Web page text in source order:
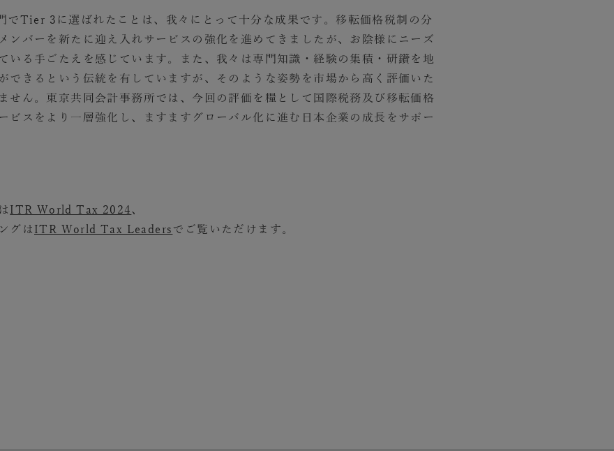
Tier 3に選ばれたことは、我々にとって十分な成果です。移転価格税制の分
ンバーを新たに迎え入れサービスの強化を進めてきましたが、お陰様にニーズ
いる手ごたえを感じています。また、我々は専門知識・経験の集積・研鑽を地
できるという伝統を有していますが、そのような姿勢を市場から高く評価いた
せん。東京共同会計事務所では、今回の評価を糧として国際税務及び移転価格
ビスをより一層強化し、ますますグローバル化に進む日本企業の成長をサポー
ITR World Tax 2024、
グは ITR World Tax Leaders でご覧いただけます。